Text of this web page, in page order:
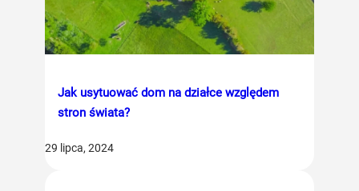
Jak usytuować dom na działce względem
stron świata?
29 lipca, 2024